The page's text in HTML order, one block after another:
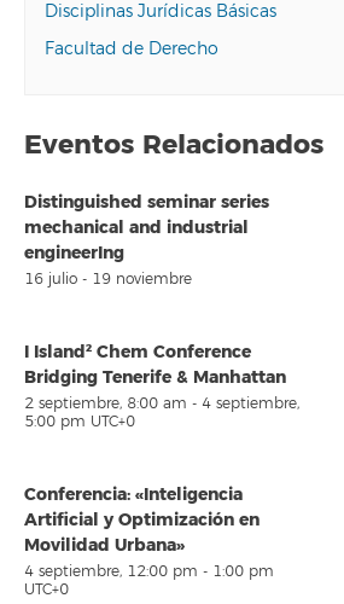
Disciplinas Jurídicas Básicas
Facultad de Derecho
Eventos Relacionados
Distinguished seminar series
mechanical and industrial
engineerIng
16 julio - 19 noviembre
I Island² Chem Conference
Bridging Tenerife & Manhattan
2 septiembre, 8:00 am - 4 septiembre,
5:00 pm UTC+0
Conferencia: «Inteligencia
Artificial y Optimización en
Movilidad Urbana»
4 septiembre, 12:00 pm - 1:00 pm
UTC+0